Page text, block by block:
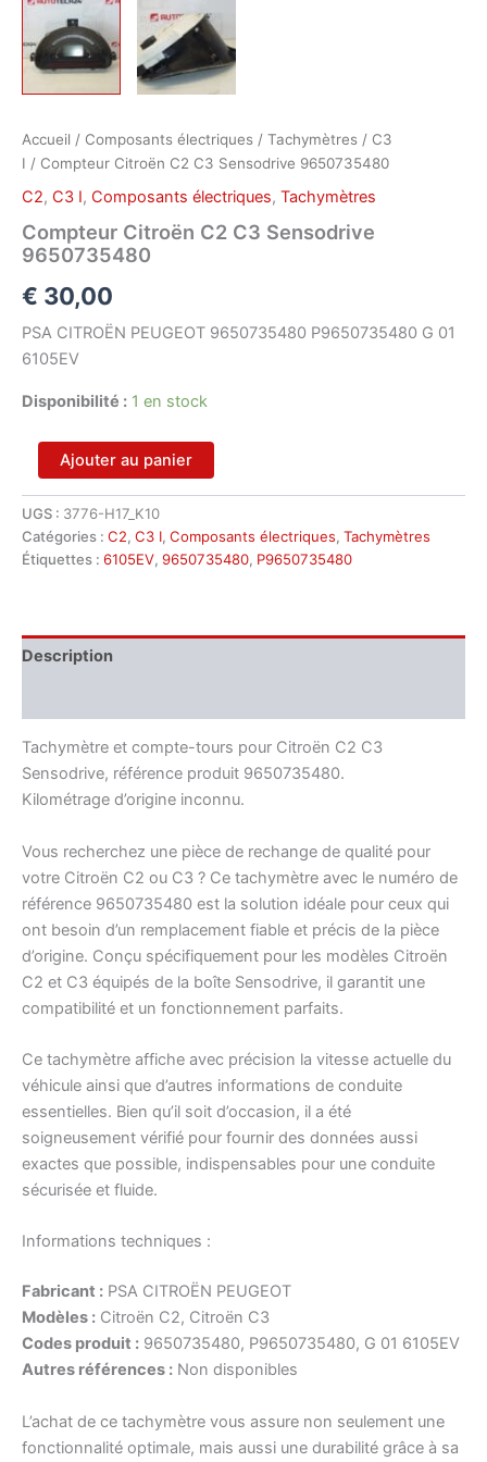
Accueil / Composants électriques / Tachymètres / C3
I / Compteur Citroën C2 C3 Sensodrive 9650735480
C2, C3 I, Composants électriques, Tachymètres
Compteur Citroën C2 C3 Sensodrive
9650735480
€ 30,00
PSA CITROËN PEUGEOT 9650735480 P9650735480 G 01
6105EV
Disponibilité : 1 en stock
quantité
de
Compteur
Citroën
C2
C3
Ajouter au panier
UGS : 3776-H17_K10
Catégories : C2, C3 I, Composants électriques, Tachymètres
Étiquettes : 6105EV, 9650735480, P9650735480
Description
Tachymètre et compte-tours pour Citroën C2 C3
Sensodrive, référence produit 9650735480.
Kilométrage d’origine inconnu.
Vous recherchez une pièce de rechange de qualité pour
votre Citroën C2 ou C3 ? Ce tachymètre avec le numéro de
référence 9650735480 est la solution idéale pour ceux qui
ont besoin d’un remplacement fiable et précis de la pièce
d’origine. Conçu spécifiquement pour les modèles Citroën
C2 et C3 équipés de la boîte Sensodrive, il garantit une
compatibilité et un fonctionnement parfaits.
Ce tachymètre affiche avec précision la vitesse actuelle du
véhicule ainsi que d’autres informations de conduite
essentielles. Bien qu’il soit d’occasion, il a été
soigneusement vérifié pour fournir des données aussi
exactes que possible, indispensables pour une conduite
sécurisée et fluide.
Informations techniques :
Fabricant : PSA CITROËN PEUGEOT
Modèles : Citroën C2, Citroën C3
Codes produit : 9650735480, P9650735480, G 01 6105EV
Autres références : Non disponibles
L’achat de ce tachymètre vous assure non seulement une
fonctionnalité optimale, mais aussi une durabilité grâce à sa